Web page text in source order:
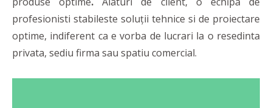
profesionisti stabileste soluții tehnice si de proiectare
optime, indiferent ca e vorba de lucrari la o resedinta
privata, sediu firma sau spatiu comercial.